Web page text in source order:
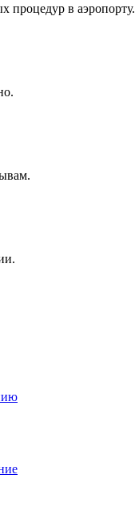
процедур в аэропорту.